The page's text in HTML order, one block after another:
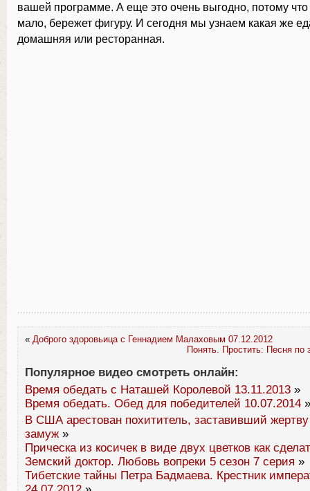
вашей программе. А еще это очень выгодно, потому что
мало, бережет фигуру. И сегодня мы узнаем какая же
домашняя или ресторанная.
« Доброго здоровьица с Геннадием Малаховым 07.12.2012
Понять. Простить: Песня по
Популярное видео смотреть онлайн:
Время обедать с Наташей Королевой 13.11.2013 »
Время обедать. Обед для победителей 10.07.2014 »
В США арестован похититель, заставивший жертву
замуж »
Прическа из косичек в виде двух цветков как
Земский доктор. Любовь вопреки 5 сезон 7 серия »
Тибетские тайны Петра Бадмаева. Крестник